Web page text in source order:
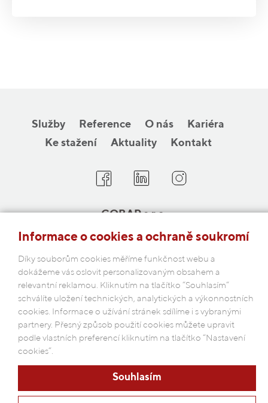
Služby Reference O nás
Kariéra
Ke stažení
Aktuality Kontakt
COBAP s.r.o.
Michelská 18/12a, 140 00 Praha 4
Podmínky ochrany osobních údajů
Informace o cookies a ochraně soukromí
Díky souborům cookies měříme funkčnost webu a
dokážeme vás oslovit personalizovaným obsahem a
relevantní reklamou. Kliknutím na tlačítko “Souhlasím“
schválíte uložení technických, analytických a výkonnostních
cookies. Informace o užívání stránek sdílíme i s vybranými
partnery. Přesný způsob použití cookies můžete upravit
podle vlastních preferencí kliknutím na tlačítko “Nastavení
cookies”.
Souhlasím